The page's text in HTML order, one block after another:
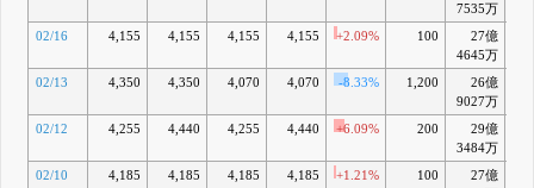
7535万
02/16 4,155 4,155 4,155 4,155 +2.09% 100
27億
4645万
02/13 4,350 4,350 4,070 4,070 -8.33% 1,200
26億
9027万
02/12 4,255 4,440 4,255 4,440 +6.09% 200
29億
3484万
02/10 4,185 4,185 4,185 4,185 +1.21% 100
27億